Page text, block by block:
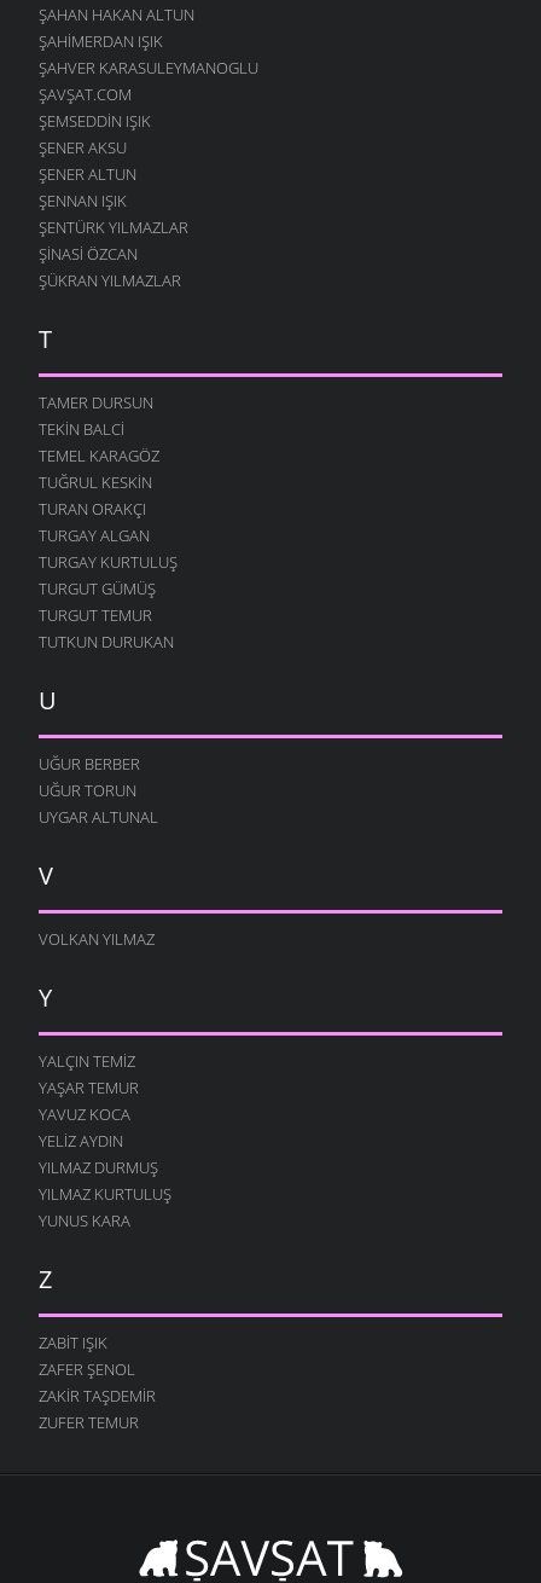
ŞAHAN HAKAN ALTUN
ŞAHIMERDAN IŞIK
ŞAHVER KARASULEYMANOGLU
ŞAVŞAT.COM
ŞEMSEDDIN IŞIK
ŞENER AKSU
ŞENER ALTUN
ŞENNAN IŞIK
ŞENTÜRK YILMAZLAR
ŞINASI ÖZCAN
ŞÜKRAN YILMAZLAR
T
TAMER DURSUN
TEKIN BALCI
TEMEL KARAGÖZ
TUĞRUL KESKIN
TURAN ORAKÇI
TURGAY ALGAN
TURGAY KURTULUŞ
TURGUT GÜMÜŞ
TURGUT TEMUR
TUTKUN DURUKAN
U
UĞUR BERBER
UĞUR TORUN
UYGAR ALTUNAL
V
VOLKAN YILMAZ
Y
YALÇIN TEMIZ
YAŞAR TEMUR
YAVUZ KOCA
YELIZ AYDIN
YILMAZ DURMUŞ
YILMAZ KURTULUŞ
YUNUS KARA
Z
ZABIT IŞIK
ZAFER ŞENOL
ZAKIR TAŞDEMIR
ZUFER TEMUR